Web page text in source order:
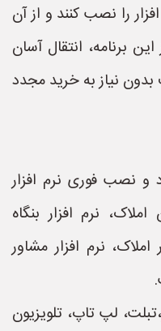
را نصب کنند و از آن
برنامه، انتقال آسان
نیاز به خرید مجدد
و نصب فوری نرم افزار
نرم افزار بنگاه
نرم افزار مشاور
لپ تاپ، تلویزیون